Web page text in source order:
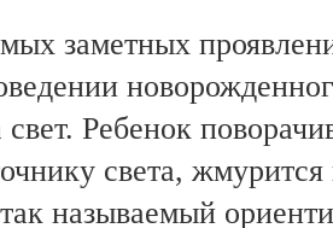
заметных
Ребенок
света,
называемый